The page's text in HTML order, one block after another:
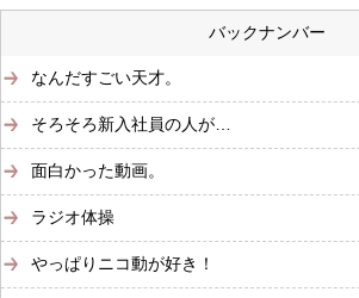
バックナンバー
なんだすごい天才。
そろそろ新入社員の人が…
面白かった動画。
ラジオ体操
やっぱりニコ動が好き！